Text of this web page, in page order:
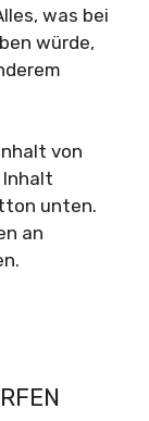
was bei
würde,
von
Inhalt
unten.
an